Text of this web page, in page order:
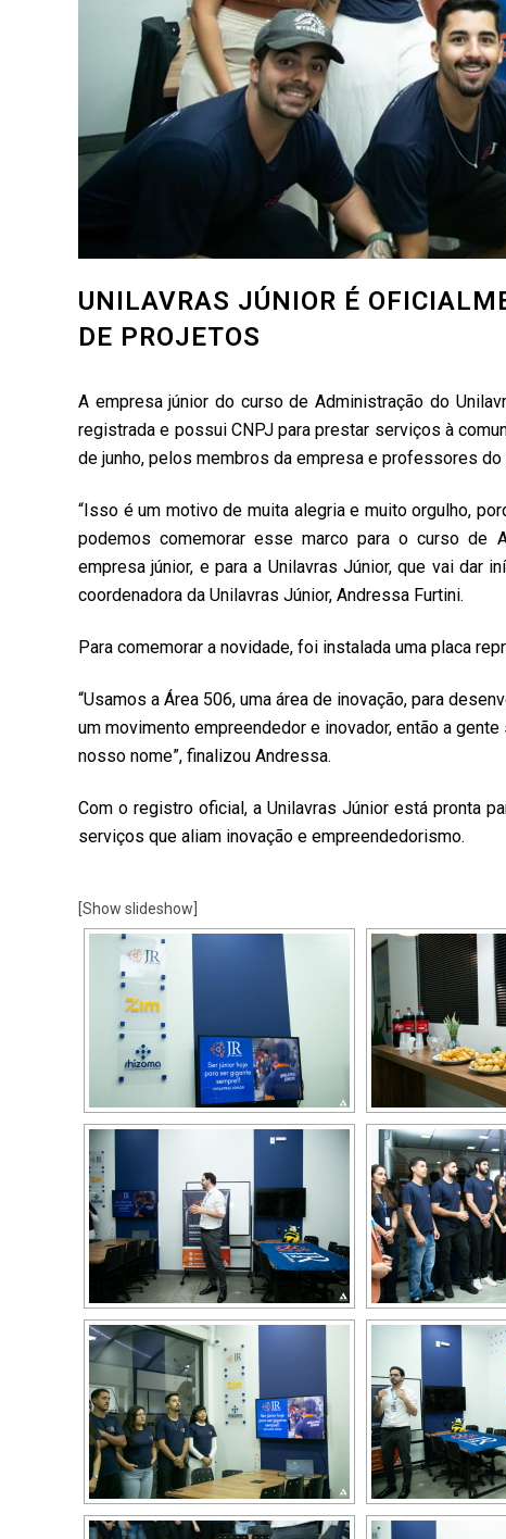
UNILAVRAS JÚNIOR É
DE PROJETOS
A empresa júnior do curso de Administração do
registrada e possui CNPJ para prestar serviços à
de junho, pelos membros da empresa e professores
“Isso é um motivo de muita alegria e muito orgulho,
podemos comemorar esse marco para o curso de
empresa júnior, e para a Unilavras Júnior, que vai dar
coordenadora da Unilavras Júnior, Andressa Furtini.
Para comemorar a novidade, foi instalada uma placa
“Usamos a Área 506, uma área de inovação, para
um movimento empreendedor e inovador, então a
nosso nome”, finalizou Andressa.
Com o registro oficial, a Unilavras Júnior está pronta
serviços que aliam inovação e empreendedorismo.
[Show slideshow]